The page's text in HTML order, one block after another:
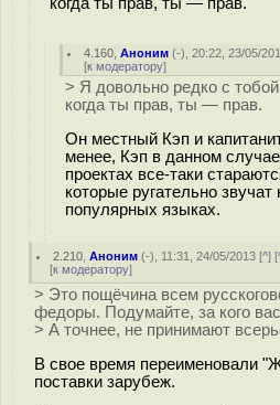
4.160 ,Аноним (-), 20:22, 23/05/
[к модератору]
> Я довольно редко с
когда ты прав, ты — прав.
Он местный Кэп и
менее, Кэп в данном
проектах все-таки
которые ругательно
популярных языках.
2.210 ,Аноним (-), 11:31, 24/05/2013 [^] [
[к модератору]
> Это пощёчина всем
федоры. Подумайте, за кого
> А точнее, не принимают
В свое время переименовали
поставки зарубеж.